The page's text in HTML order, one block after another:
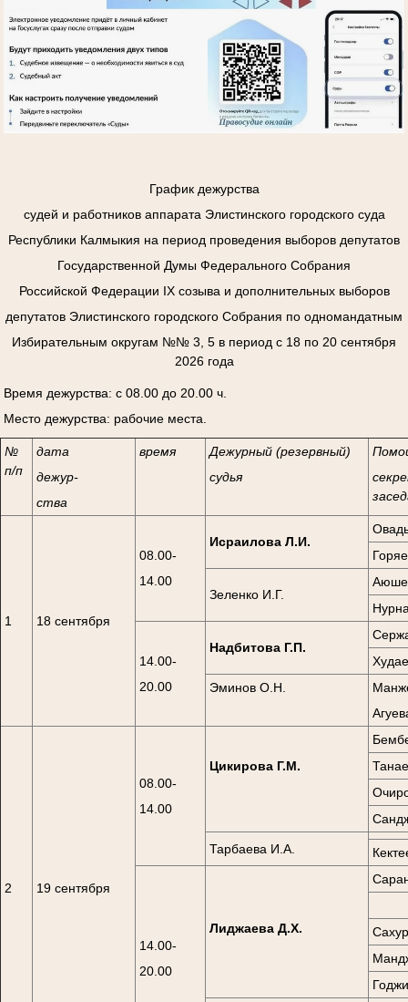
График дежурства
судей и работников аппарата Элистинского городского суда
Республики Калмыкия на период проведения выборов депутатов
Государственной Думы Федерального Собрания
Российской Федерации IХ созыва и дополнительных выборов
депутатов Элистинского городского Собрания по одномандатным
Избирательным округам №№ 3, 5 в период с 18 по 20 сентября
2026 года
Время дежурства: с 08.00 до 20.00 ч.
Место дежурства: рабочие места.
№
п/п
дата
дежур-
ства
время
Дежурный (резервный)
судья
1 18 сентября
08.00-
14.00
Исраилова Л.И.
Зеленко И.Г.
14.00-
20.00
Надбитова Г.П.
Эминов О.Н.
2 19 сентября
08.00-
14.00
Цикирова Г.М.
Тарбаева И.А.
14.00-
20.00
Лиджаева Д.Х.